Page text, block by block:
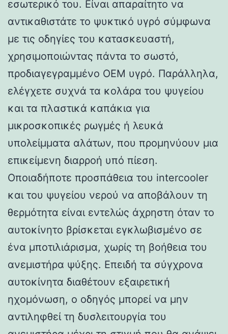
εσωτερικό του. Είναι απαραίτητο να
αντικαθιστάτε το ψυκτικό υγρό σύμφωνα
με τις οδηγίες του κατασκευαστή,
χρησιμοποιώντας πάντα το σωστό,
προδιαγεγραμμένο OEM υγρό. Παράλληλα,
ελέγχετε συχνά τα κολάρα του ψυγείου
και τα πλαστικά καπάκια για
μικροσκοπικές ρωγμές ή λευκά
υπολείμματα αλάτων, που προμηνύουν μια
επικείμενη διαρροή υπό πίεση.
Οποιαδήποτε προσπάθεια του intercooler
και του ψυγείου νερού να αποβάλουν τη
θερμότητα είναι εντελώς άχρηστη όταν το
αυτοκίνητο βρίσκεται εγκλωβισμένο σε
ένα μποτιλιάρισμα, χωρίς τη βοήθεια του
ανεμιστήρα ψύξης. Επειδή τα σύγχρονα
αυτοκίνητα διαθέτουν εξαιρετική
ηχομόνωση, ο οδηγός μπορεί να μην
αντιληφθεί τη δυσλειτουργία του